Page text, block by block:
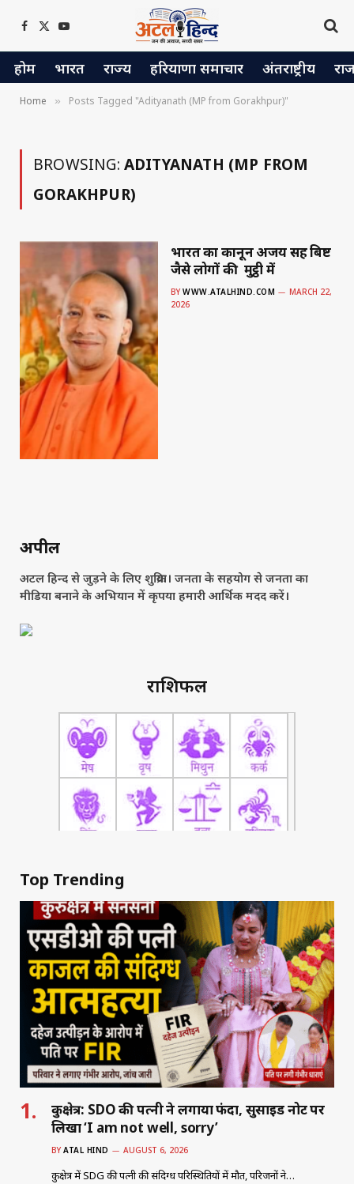
Facebook
X
(Twitter)
YouTube
होम भारत राज्य हरियाणा समाचार अंतराष्ट्रीय
Home » Posts Tagged "Adityanath (MP from Gorakhpur)"
BROWSING: ADITYANATH (MP FROM
GORAKHPUR)
भारत का कानून अजय सिंह बिष्ट
जैसे लोगों की मुट्ठी में
BY WWW.ATALHIND.COM
MARCH 22,
2026
अपील
अटल हिन्द से जुड़ने के लिए शुक्रिया। जनता के सहयोग से जनता का
मीडिया बनाने के अभियान में कृपया हमारी आर्थिक मदद करें।
राशिफल
Top Trending
कुरुक्षेत्र: SDO की पत्नी ने लगाया फंदा, सुसाइड नोट पर
लिखा ‘I am not well, sorry’
BY ATAL HIND AUGUST 6, 2026
कुरुक्षेत्र में SDG की पत्नी की संदिग्ध परिस्थितियों में मौत, परिजनों ने…